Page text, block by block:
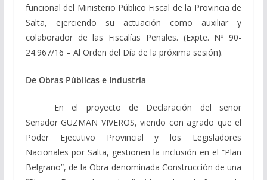
funcional del Ministerio Público Fiscal de la Provincia de
Salta, ejerciendo su actuación como auxiliar y
colaborador de las Fiscalías Penales. (Expte. Nº 90-
24.967/16 – Al Orden del Día de la próxima sesión).
De Obras Públicas e Industria
En el proyecto de Declaración del señor
Senador GUZMAN VIVEROS, viendo con agrado que el
Poder Ejecutivo Provincial y los Legisladores
Nacionales por Salta, gestionen la inclusión en el “Plan
Belgrano”, de la Obra denominada Construcción de una